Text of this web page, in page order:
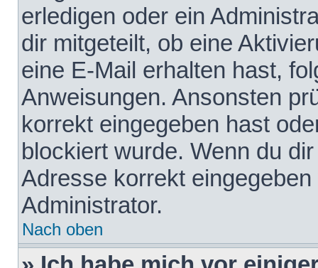
erledigen oder ein
dir mitgeteilt, ob eine
eine E-Mail erhalten hast,
Anweisungen. Ansonsten
korrekt eingegeben hast
blockiert wurde. Wenn du
Adresse korrekt
Administrator.
Nach oben